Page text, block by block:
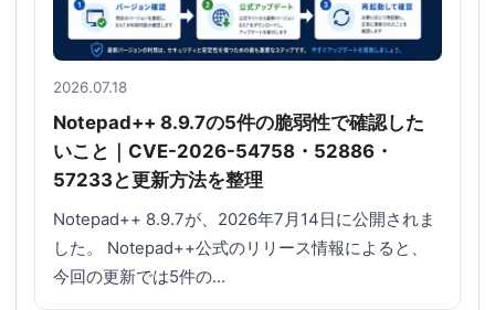
2026.07.18
Notepad++ 8.9.7の5件の脆弱性で確認した
いこと｜CVE-2026-54758・52886・
57233と更新方法を整理
Notepad++ 8.9.7が、2026年7月14日に公開されま
した。 Notepad++公式のリリース情報によると、
今回の更新では5件の…